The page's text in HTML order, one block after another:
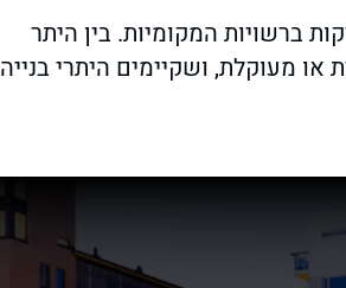
ברשויות המקומיות. בין היתר
מעוקלת, ושקיימים היתרי בנייה